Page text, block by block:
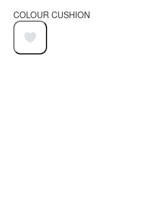
COLOUR CUSHION